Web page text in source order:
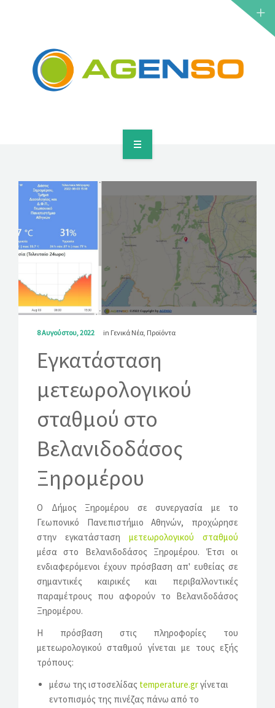
ΛΎΣΕΙΣ
ΣΧΕΤΙΚΆ
ΕΡΕΥΝΗΤΙΚΆ ΈΡΓΑ
ΠΡΟΪΌΝΤΑ
ΛΎΣΕΙΣ
ΝΈΑ
ΕΠΙΚΟΙΝΩΝΊΑ
8 Αυγούστου, 2022 in Γενικά Νέα Προϊόντα
Εγκατάσταση
μετεωρολογικού
σταθμού στο
Βελανιδοδάσος
Ξηρομέρου
Ο Δήμος Ξηρομέρου σε συνεργασία με το
Γεωπονικό Πανεπιστήμιο Αθηνών, προχώρησε
στην εγκατάσταση μετεωρολογικού σταθμού
μέσα στο Βελανιδοδάσος Ξηρομέρου. Έτσι οι
ενδιαφερόμενοι έχουν πρόσβαση απ' ευθείας σε
σημαντικές καιρικές και περιβαλλοντικές
παραμέτρους που αφορούν το Βελανιδοδάσος
Ξηρομέρου.
Η πρόσβαση στις πληροφορίες του
μετεωρολογικού σταθμού γίνεται με τους εξής
τρόπους:
μέσω της ιστοσελίδας temperature.grγίνεται
εντοπισμός της πινέζας πάνω από το